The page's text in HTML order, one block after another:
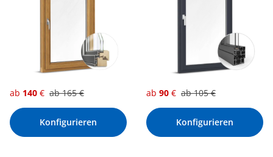
ab 140 € ab165€
Konfigurieren
ab 90 € ab105€
Konfigurieren